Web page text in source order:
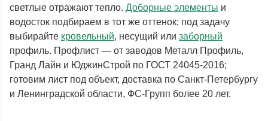
светлые отражают тепло. Доборные элементы и
водосток подбираем в тот же оттенок; под задачу
выбирайте кровельный, несущий или заборный
профиль. Профлист — от заводов Металл Профиль,
Гранд Лайн и ЮджинСтрой по ГОСТ 24045-2016;
готовим лист под объект, доставка по Санкт-Петербургу
и Ленинградской области, ФС-Групп более 20 лет.